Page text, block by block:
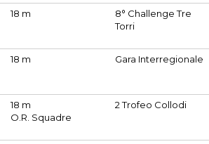
18 m
8° Challenge Tre
Torri
18 m Gara Interregionale
18 m
O.R. Squadre
2 Trofeo Collodi